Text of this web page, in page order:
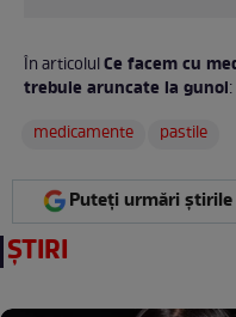
În articolulCe facem cu
trebuie aruncate la gunoi:
medicamente
pastile
Puteți urmări știrile
ȘTIRI